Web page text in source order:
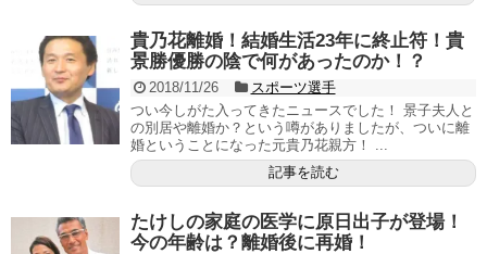
貴乃花離婚！結婚生活23年に終止符！貴
景勝優勝の陰で何があったのか！？
2018/11/26
スポーツ選手
つい今しがた入ってきたニュースでした！ 景子夫人と
の別居や離婚か？という噂がありましたが、ついに離
婚ということになった元貴乃花親方！ ...
記事を読む
たけしの家庭の医学に原日出子が登場！
今の年齢は？離婚後に再婚！